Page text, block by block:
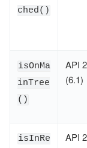
ched()
isOnMa
inTree
()
API
(6.1)
isInRe
API